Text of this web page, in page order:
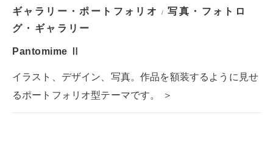
ギャラリー・ポートフォリオ /写真・フォトロ
グ・ギャラリー
Pantomime Ⅱ
イラスト、デザイン、写真。作品を額装するように見せ
るポートフォリオ型テーマです。 ＞